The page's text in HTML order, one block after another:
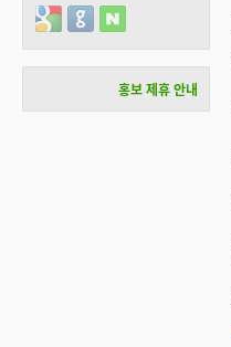
Login with Google
Login with GitHub
Login with Naver
홍보 제휴 안내